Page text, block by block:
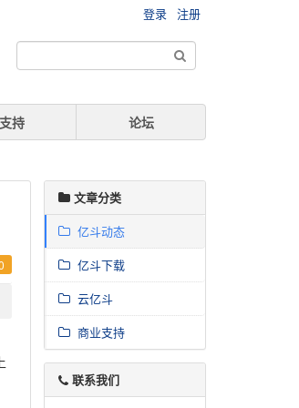
登录 注册
支持 论坛
文章分类
亿斗动态
亿斗下载
云亿斗
商业支持
联系我们